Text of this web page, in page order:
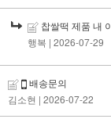
찹쌀떡 제품 내
행복 | 2026-07-29
배송문의
김소현 | 2026-07-22